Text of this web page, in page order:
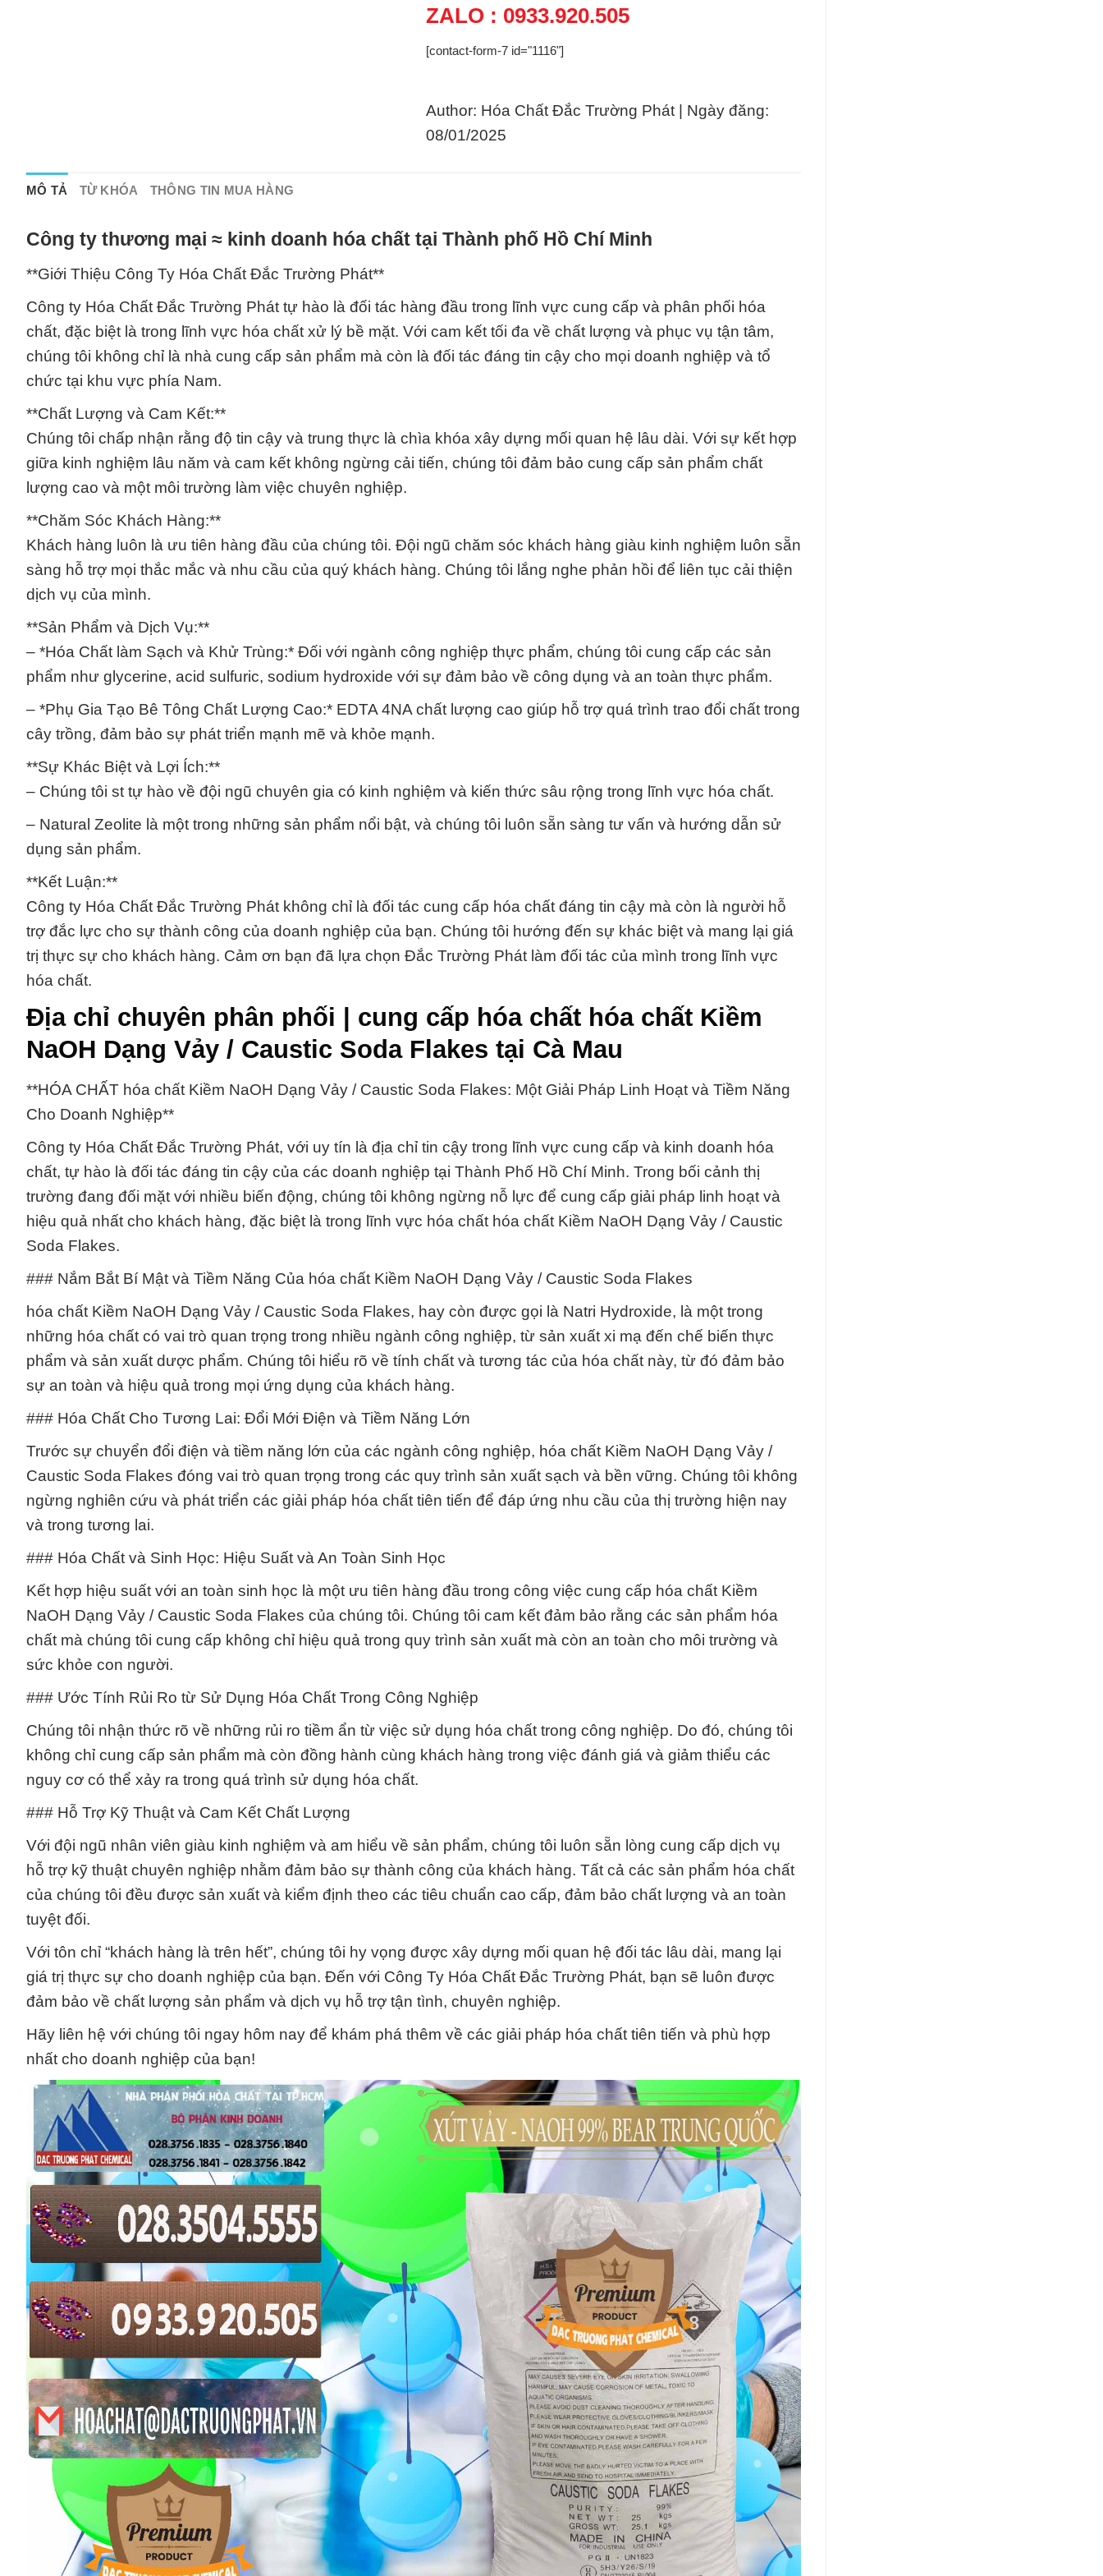
ZALO : 0933.920.505
[contact-form-7 id="1116"]
Author: Hóa Chất Đắc Trường Phát | Ngày đăng:
08/01/2025
MÔ TẢ TỪ KHÓA THÔNG TIN MUA HÀNG
Công ty thương mại ≈ kinh doanh hóa chất tại Thành phố Hồ Chí Minh
**Giới Thiệu Công Ty Hóa Chất Đắc Trường Phát**
Công ty Hóa Chất Đắc Trường Phát tự hào là đối tác hàng đầu trong lĩnh vực cung cấp và phân phối hóa
chất, đặc biệt là trong lĩnh vực hóa chất xử lý bề mặt. Với cam kết tối đa về chất lượng và phục vụ tận tâm,
chúng tôi không chỉ là nhà cung cấp sản phẩm mà còn là đối tác đáng tin cậy cho mọi doanh nghiệp và tổ
chức tại khu vực phía Nam.
**Chất Lượng và Cam Kết:**
Chúng tôi chấp nhận rằng độ tin cậy và trung thực là chìa khóa xây dựng mối quan hệ lâu dài. Với sự kết hợp
giữa kinh nghiệm lâu năm và cam kết không ngừng cải tiến, chúng tôi đảm bảo cung cấp sản phẩm chất
lượng cao và một môi trường làm việc chuyên nghiệp.
**Chăm Sóc Khách Hàng:**
Khách hàng luôn là ưu tiên hàng đầu của chúng tôi. Đội ngũ chăm sóc khách hàng giàu kinh nghiệm luôn sẵn
sàng hỗ trợ mọi thắc mắc và nhu cầu của quý khách hàng. Chúng tôi lắng nghe phản hồi để liên tục cải thiện
dịch vụ của mình.
**Sản Phẩm và Dịch Vụ:**
– *Hóa Chất làm Sạch và Khử Trùng:* Đối với ngành công nghiệp thực phẩm, chúng tôi cung cấp các sản
phẩm như glycerine, acid sulfuric, sodium hydroxide với sự đảm bảo về công dụng và an toàn thực phẩm.
– *Phụ Gia Tạo Bê Tông Chất Lượng Cao:* EDTA 4NA chất lượng cao giúp hỗ trợ quá trình trao đổi chất trong
cây trồng, đảm bảo sự phát triển mạnh mẽ và khỏe mạnh.
**Sự Khác Biệt và Lợi Ích:**
– Chúng tôi st tự hào về đội ngũ chuyên gia có kinh nghiệm và kiến thức sâu rộng trong lĩnh vực hóa chất.
– Natural Zeolite là một trong những sản phẩm nổi bật, và chúng tôi luôn sẵn sàng tư vấn và hướng dẫn sử
dụng sản phẩm.
**Kết Luận:**
Công ty Hóa Chất Đắc Trường Phát không chỉ là đối tác cung cấp hóa chất đáng tin cậy mà còn là người hỗ
trợ đắc lực cho sự thành công của doanh nghiệp của bạn. Chúng tôi hướng đến sự khác biệt và mang lại giá
trị thực sự cho khách hàng. Cảm ơn bạn đã lựa chọn Đắc Trường Phát làm đối tác của mình trong lĩnh vực
hóa chất.
Địa chỉ chuyên phân phối | cung cấp hóa chất hóa chất Kiềm
NaOH Dạng Vảy / Caustic Soda Flakes tại Cà Mau
**HÓA CHẤT hóa chất Kiềm NaOH Dạng Vảy / Caustic Soda Flakes: Một Giải Pháp Linh Hoạt và Tiềm Năng
Cho Doanh Nghiệp**
Công ty Hóa Chất Đắc Trường Phát, với uy tín là địa chỉ tin cậy trong lĩnh vực cung cấp và kinh doanh hóa
chất, tự hào là đối tác đáng tin cậy của các doanh nghiệp tại Thành Phố Hồ Chí Minh. Trong bối cảnh thị
trường đang đối mặt với nhiều biến động, chúng tôi không ngừng nỗ lực để cung cấp giải pháp linh hoạt và
hiệu quả nhất cho khách hàng, đặc biệt là trong lĩnh vực hóa chất hóa chất Kiềm NaOH Dạng Vảy / Caustic
Soda Flakes.
### Nắm Bắt Bí Mật và Tiềm Năng Của hóa chất Kiềm NaOH Dạng Vảy / Caustic Soda Flakes
hóa chất Kiềm NaOH Dạng Vảy / Caustic Soda Flakes, hay còn được gọi là Natri Hydroxide, là một trong
những hóa chất có vai trò quan trọng trong nhiều ngành công nghiệp, từ sản xuất xi mạ đến chế biến thực
phẩm và sản xuất dược phẩm. Chúng tôi hiểu rõ về tính chất và tương tác của hóa chất này, từ đó đảm bảo
sự an toàn và hiệu quả trong mọi ứng dụng của khách hàng.
### Hóa Chất Cho Tương Lai: Đổi Mới Điện và Tiềm Năng Lớn
Trước sự chuyển đổi điện và tiềm năng lớn của các ngành công nghiệp, hóa chất Kiềm NaOH Dạng Vảy /
Caustic Soda Flakes đóng vai trò quan trọng trong các quy trình sản xuất sạch và bền vững. Chúng tôi không
ngừng nghiên cứu và phát triển các giải pháp hóa chất tiên tiến để đáp ứng nhu cầu của thị trường hiện nay
và trong tương lai.
### Hóa Chất và Sinh Học: Hiệu Suất và An Toàn Sinh Học
Kết hợp hiệu suất với an toàn sinh học là một ưu tiên hàng đầu trong công việc cung cấp hóa chất Kiềm
NaOH Dạng Vảy / Caustic Soda Flakes của chúng tôi. Chúng tôi cam kết đảm bảo rằng các sản phẩm hóa
chất mà chúng tôi cung cấp không chỉ hiệu quả trong quy trình sản xuất mà còn an toàn cho môi trường và
sức khỏe con người.
### Ước Tính Rủi Ro từ Sử Dụng Hóa Chất Trong Công Nghiệp
Chúng tôi nhận thức rõ về những rủi ro tiềm ẩn từ việc sử dụng hóa chất trong công nghiệp. Do đó, chúng tôi
không chỉ cung cấp sản phẩm mà còn đồng hành cùng khách hàng trong việc đánh giá và giảm thiểu các
nguy cơ có thể xảy ra trong quá trình sử dụng hóa chất.
### Hỗ Trợ Kỹ Thuật và Cam Kết Chất Lượng
Với đội ngũ nhân viên giàu kinh nghiệm và am hiểu về sản phẩm, chúng tôi luôn sẵn lòng cung cấp dịch vụ
hỗ trợ kỹ thuật chuyên nghiệp nhằm đảm bảo sự thành công của khách hàng. Tất cả các sản phẩm hóa chất
của chúng tôi đều được sản xuất và kiểm định theo các tiêu chuẩn cao cấp, đảm bảo chất lượng và an toàn
tuyệt đối.
Với tôn chỉ “khách hàng là trên hết”, chúng tôi hy vọng được xây dựng mối quan hệ đối tác lâu dài, mang lại
giá trị thực sự cho doanh nghiệp của bạn. Đến với Công Ty Hóa Chất Đắc Trường Phát, bạn sẽ luôn được
đảm bảo về chất lượng sản phẩm và dịch vụ hỗ trợ tận tình, chuyên nghiệp.
Hãy liên hệ với chúng tôi ngay hôm nay để khám phá thêm về các giải pháp hóa chất tiên tiến và phù hợp
nhất cho doanh nghiệp của bạn!